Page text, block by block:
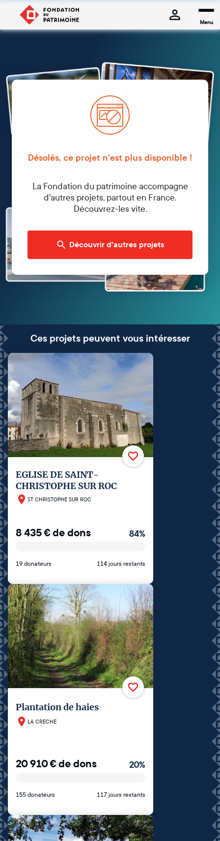
Menu
Désolés, ce projet n'est plus disponible !
La Fondation du patrimoine accompagne
d'autres projets, partout en France.
Découvrez-les vite.
Découvrir d'autres projets
Ces projets peuvent vous intéresser
EGLISE DE SAINT-
CHRISTOPHE SUR ROC
ST CHRISTOPHE SUR ROC
8 435€de dons 84%
19 donateurs 114 jours restants
Plantation de haies
LA CRECHE
20 910€de dons 20%
155 donateurs 117 jours restants